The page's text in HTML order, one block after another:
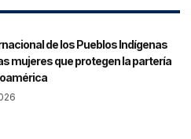
de los Pueblos Indígenas
mujeres que protegen la partería